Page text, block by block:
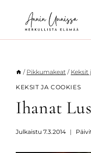
sisältöön
/ Pikkumakeat / Keksit
KEKSIT JA COOKIES
Ihanat
Julkaistu 7.3.2014